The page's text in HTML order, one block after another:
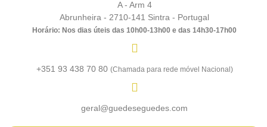
A - Arm 4
Abrunheira - 2710-141 Sintra - Portugal
Horário: Nos dias úteis das 10h00-13h00 e das 14h30-17h00
+351 93 438 70 80 (Chamada para rede móvel Nacional)
geral@guedeseguedes.com